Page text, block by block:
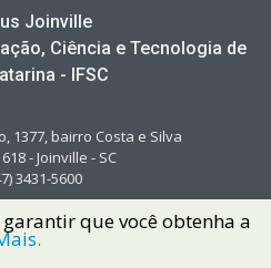
Joinville
Ciência e Tecnologia de
- IFSC
1377, bairro Costa e Silva
- Joinville - SC
3431-5600
que você obtenha a